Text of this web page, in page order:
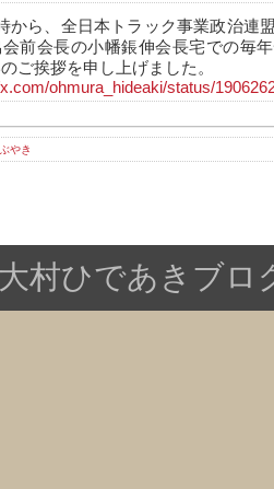
から、全日本トラック事業政治連
会前会長の小幡鋹伸会長宅での毎
ご挨拶を申し上げました。
ohmura_hideaki/status/
やき
大村ひであきブロ